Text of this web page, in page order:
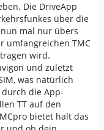
Die DriveApp
über die
mal nur übers
umfangreichen TMC
wird.
und zuletzt
was natürlich
die App-
TT auf den
bietet halt das